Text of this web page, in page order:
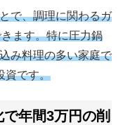
で、調理に関わるガ
ます。特に圧力鍋
み料理の多い家庭で
資です。
年間3万円の削